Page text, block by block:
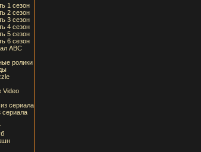
1 сезон
2 сезон
3 сезон
4 сезон
5 сезон
6 сезон
ABC
ролики
Video
сериала
сериала